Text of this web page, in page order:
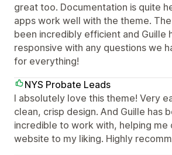
great too. Documentation is quite
apps work well with the theme.
been incredibly efficient and Guille
responsive with any questions we
for everything!
NYS Probate Leads
I absolutely love this theme! Very
clean, crisp design. And Guille has
incredible to work with, helping me
website to my liking. Highly